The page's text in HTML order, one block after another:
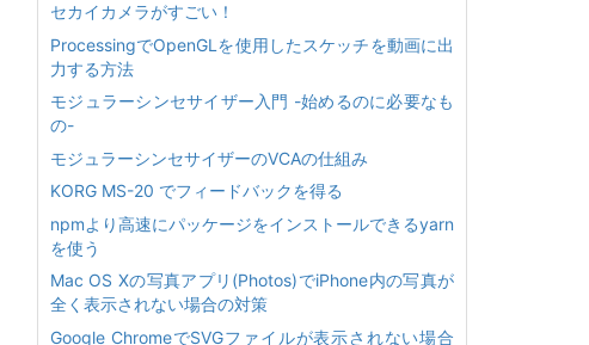
セカイカメラがすごい！
ProcessingでOpenGLを使用したスケッチを動画に出
力する方法
モジュラーシンセサイザー入門 -始めるのに必要なも
の-
モジュラーシンセサイザーのVCAの仕組み
KORG MS-20 でフィードバックを得る
npmより高速にパッケージをインストールできるyarn
を使う
Mac OS Xの写真アプリ(Photos)でiPhone内の写真が
全く表示されない場合の対策
Google ChromeでSVGファイルが表示されない場合